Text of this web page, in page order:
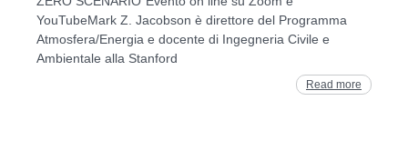
YouTubeMark Z. Jacobson è direttore del Programma
Atmosfera/Energia e docente di Ingegneria Civile e
Ambientale alla Stanford
Read more